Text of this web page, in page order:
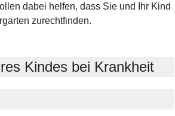
dabei helfen, dass Sie und Ihr Kind
zurechtfinden.
Kindes bei Krankheit